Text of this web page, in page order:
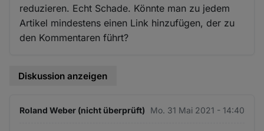
reduzieren. Echt Schade. Könnte man zu jedem
Artikel mindestens einen Link hinzufügen, der zu
den Kommentaren führt?
Diskussion anzeigen
Roland Weber (nicht überprüft) Mo. 31 Mai 2021 - 14:40